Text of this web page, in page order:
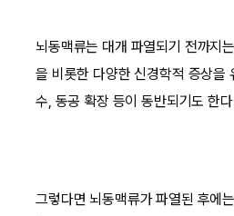
뇌동맥류는 대개 파열되기 전까지
을 비롯한 다양한 신경학적 증상을
수, 동공 확장 등이 동반되기도 한
그렇다면 뇌동맥류가 파열된 후에